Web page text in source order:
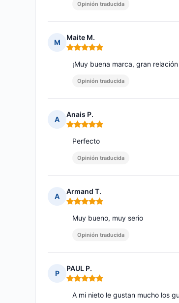
Opinión traducida
M
Maite M.
Nota: 5 de 5
¡Muy buena marca, gran
Opinión traducida
A
Anais P.
Nota: 5 de 5
Perfecto
Opinión traducida
A
Armand T.
Nota: 5 de 5
Muy bueno, muy serio
Opinión traducida
P
PAUL P.
Nota: 5 de 5
A mi nieto le gustan mucho los